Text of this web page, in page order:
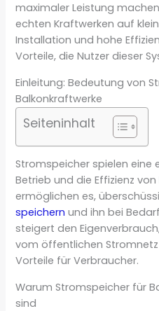
maximaler Leistung
echten Kraftwerken auf
Installation und hohe
Vorteile, die Nutzer dieser
Einleitung: Bedeutung von
Balkonkraftwerke
Seiteninhalt
Stromspeicher spielen eine
Betrieb und die Effizienz
ermöglichen es,
speichern und ihn bei
steigert den
vom öffentlichen
Vorteile für Verbraucher.
Warum Stromspeicher für
sind